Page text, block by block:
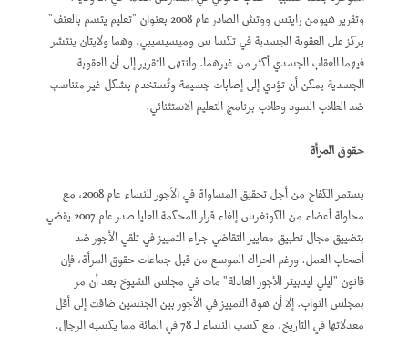
وتقرير هيومن رايتس ووتش الصادر عام 2008 بعنوان "تعليم يتسم بالعنف"
يركز على العقوبة الجسدية في تكسا س وميسيسيبي، وهما ولايتان ينتشر
فيهما العقاب الجسدي أكثر من غيرهما. وانتهى التقرير إلى أن العقوبة
الجسدية يمكن أن تؤدي إلى إصابات جسيمة وتُستخدم بشكل غير متناسب
ضد الطلاب السود وطلاب برنامج التعليم الاستثنائي.
حقوق المرأة
يستمر الكفاح من أجل تحقيق المساواة في الأجور للنساء عام 2008، مع
محاولة أعضاء من الكونغرس إلغاء قرار للمحكمة العليا صدر عام 2007 يقضي
بتضييق مجال تطبيق معايير التقاضي جراء التمييز في تلقي الأجور ضد
أصحاب العمل. ورغم الحراك الموسع من قبل جماعات حقوق المرأة، فإن
قانون "ليلي ليدبيتر للأجور العادلة" مات في مجلس الشيوخ بعد أن مر
بمجلس النواب. إلا أن هوة التمييز في الأجور بين الجنسين ضاقت إلى أقل
معدلاتها في التاريخ، مع كسب النساء لـ 78 في المائة مما يكسبه الرجال.